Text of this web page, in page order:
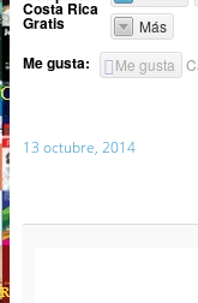
Costa Rica
Gratis
Más
Me gusta: Me gusta
13 octubre, 2014